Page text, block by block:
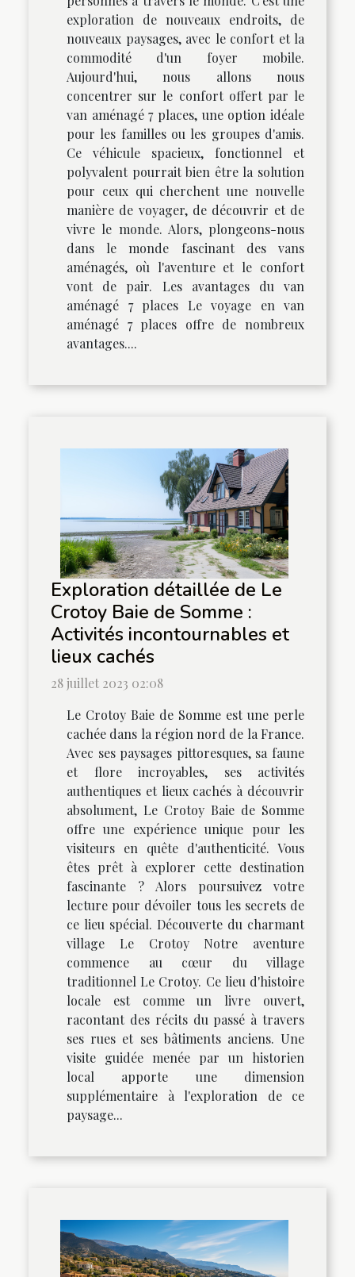
exploration de nouveaux endroits, de
nouveaux paysages, avec le confort et la
commodité d'un foyer mobile.
Aujourd'hui, nous allons nous
concentrer sur le confort offert par le
van aménagé 7 places, une option idéale
pour les familles ou les groupes d'amis.
Ce véhicule spacieux, fonctionnel et
polyvalent pourrait bien être la solution
pour ceux qui cherchent une nouvelle
manière de voyager, de découvrir et de
vivre le monde. Alors, plongeons-nous
dans le monde fascinant des vans
aménagés, où l'aventure et le confort
vont de pair. Les avantages du van
aménagé 7 places Le voyage en van
aménagé 7 places offre de nombreux
avantages....
Exploration détaillée de Le
Crotoy Baie de Somme :
Activités incontournables et
lieux cachés
28 juillet 2023 02:08
Le Crotoy Baie de Somme est une perle
cachée dans la région nord de la France.
Avec ses paysages pittoresques, sa faune
et flore incroyables, ses activités
authentiques et lieux cachés à découvrir
absolument, Le Crotoy Baie de Somme
offre une expérience unique pour les
visiteurs en quête d'authenticité. Vous
êtes prêt à explorer cette destination
fascinante ? Alors poursuivez votre
lecture pour dévoiler tous les secrets de
ce lieu spécial. Découverte du charmant
village Le Crotoy Notre aventure
commence au cœur du village
traditionnel Le Crotoy. Ce lieu d'histoire
locale est comme un livre ouvert,
racontant des récits du passé à travers
ses rues et ses bâtiments anciens. Une
visite guidée menée par un historien
local apporte une dimension
supplémentaire à l'exploration de ce
paysage...